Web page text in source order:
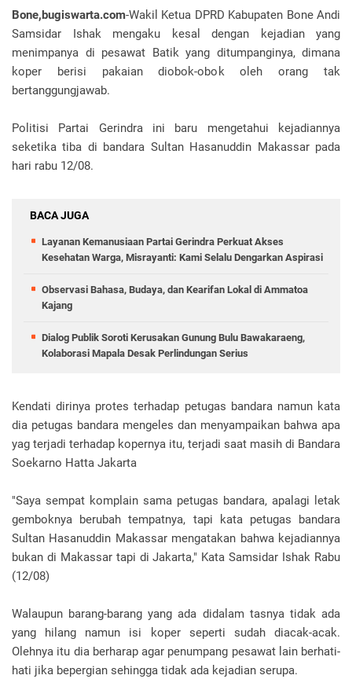
Bone,bugiswarta.com-Wakil Ketua DPRD Kabupaten Bone Andi
Samsidar Ishak mengaku kesal dengan kejadian yang
menimpanya di pesawat Batik yang ditumpanginya, dimana
koper berisi pakaian diobok-obok oleh orang tak
bertanggungjawab.
Politisi Partai Gerindra ini baru mengetahui kejadiannya
seketika tiba di bandara Sultan Hasanuddin Makassar pada
hari rabu 12/08.
BACA JUGA
Layanan Kemanusiaan Partai Gerindra Perkuat Akses
Kesehatan Warga, Misrayanti: Kami Selalu Dengarkan Aspirasi
Observasi Bahasa, Budaya, dan Kearifan Lokal di Ammatoa
Kajang
Dialog Publik Soroti Kerusakan Gunung Bulu Bawakaraeng,
Kolaborasi Mapala Desak Perlindungan Serius
Kendati dirinya protes terhadap petugas bandara namun kata
dia petugas bandara mengeles dan menyampaikan bahwa apa
yag terjadi terhadap kopernya itu, terjadi saat masih di Bandara
Soekarno Hatta Jakarta
"Saya sempat komplain sama petugas bandara, apalagi letak
gemboknya berubah tempatnya, tapi kata petugas bandara
Sultan Hasanuddin Makassar mengatakan bahwa kejadiannya
bukan di Makassar tapi di Jakarta," Kata Samsidar Ishak Rabu
(12/08)
Walaupun barang-barang yang ada didalam tasnya tidak ada
yang hilang namun isi koper seperti sudah diacak-acak.
Olehnya itu dia berharap agar penumpang pesawat lain berhati-
hati jika bepergian sehingga tidak ada kejadian serupa.